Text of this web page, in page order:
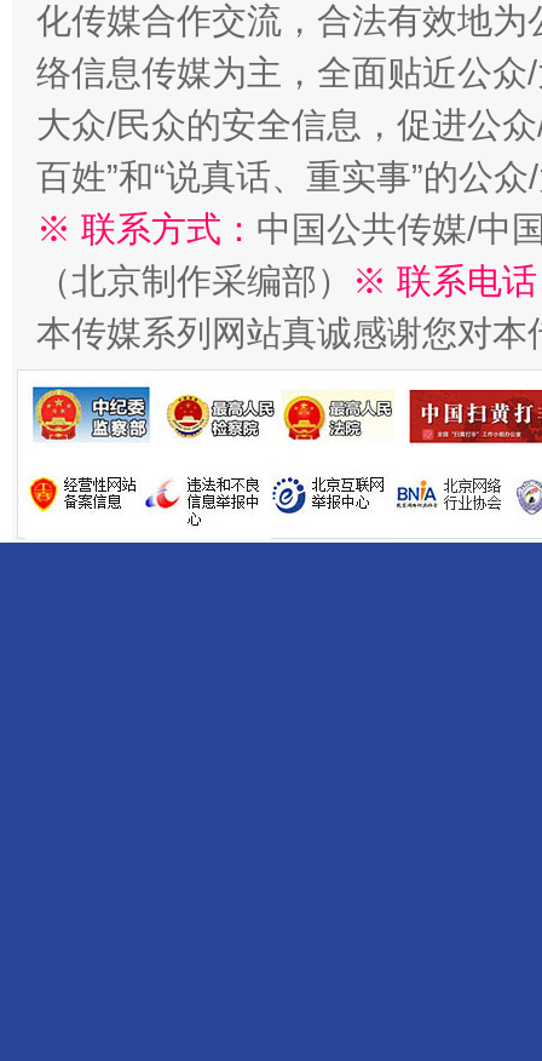
化传媒合作交流，合法有效地
络信息传媒为主，全面贴近公
大众/民众的安全信息，促进公
百姓”和“说真话、重实事”的公
※ 联系方式： 中国公共传媒/中
（北京制作采编部）
※ 联系电
本传媒系列网站真诚感谢您对